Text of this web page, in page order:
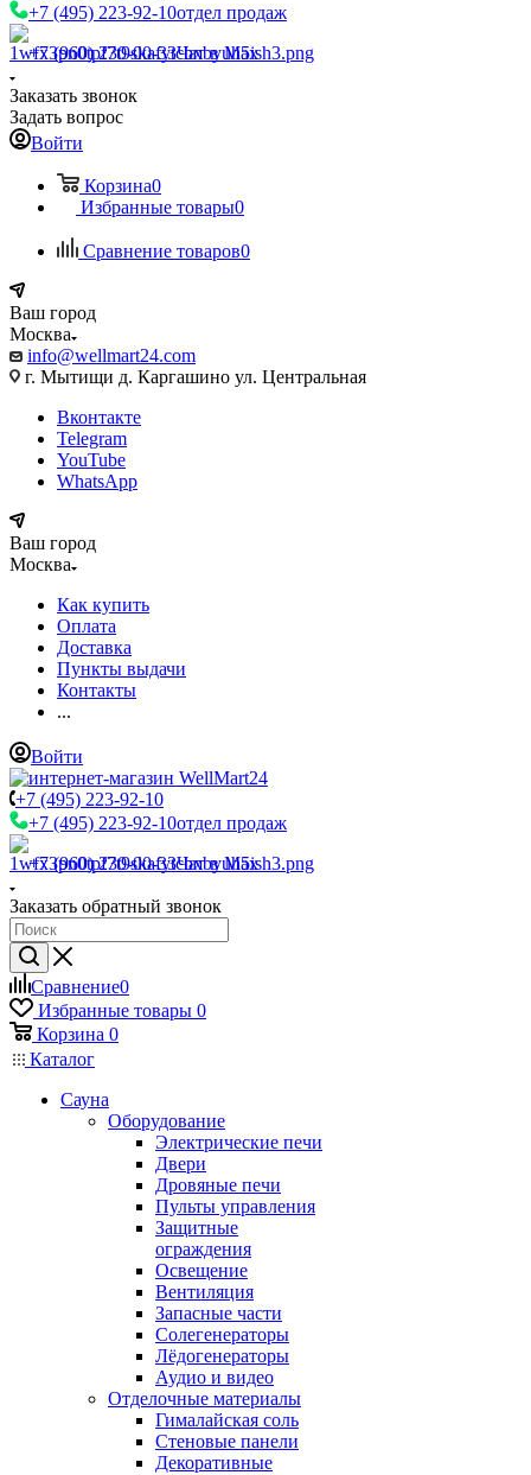
+7 (495) 223-92-10отдел продаж
+7 (960) 230-00-33Чат в Max
Заказать звонок
Задать вопрос
Войти
Корзина0
Избранные товары0
Сравнение товаров0
Ваш город
Москва
info@wellmart24.com
г. Мытищи д. Каргашино ул. Центральная
Вконтакте
Telegram
YouTube
WhatsApp
Ваш город
Москва
Как купить
Оплата
Доставка
Пункты выдачи
Контакты
...
Войти
+7 (495) 223-92-10
+7 (495) 223-92-10отдел продаж
+7 (960) 230-00-33Чат в Max
Заказать обратный звонок
Сравнение0
Избранные товары 0
Корзина 0
Каталог
Сауна
Оборудование
Электрические печи
Двери
Дровяные печи
Пульты управления
Защитные
ограждения
Освещение
Вентиляция
Запасные части
Солегенераторы
Лёдогенераторы
Аудио и видео
Отделочные материалы
Гималайская соль
Стеновые панели
Декоративные